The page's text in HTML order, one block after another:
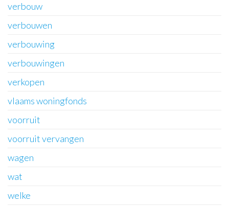
verbouw
verbouwen
verbouwing
verbouwingen
verkopen
vlaams woningfonds
voorruit
voorruit vervangen
wagen
wat
welke